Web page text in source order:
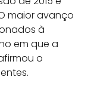
maior avanço
à
em que a
o